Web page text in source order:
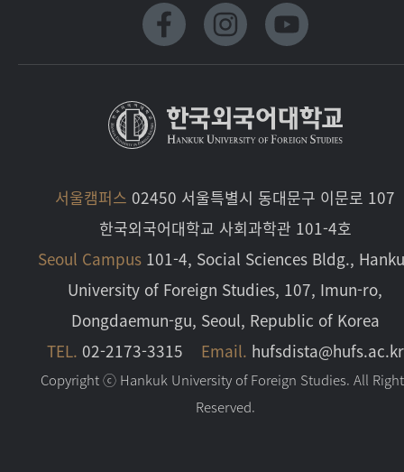
서울캠퍼스 02450 서울특별시 동대문구 이문로 107
한국외국어대학교 사회과학관 101-4호
Seoul Campus 101-4, Social Sciences Bldg.,
University of Foreign Studies, 107, Imun-ro,
Dongdaemun-gu, Seoul, Republic of Korea
TEL. 02-2173-3315 Email. hufsdista@hufs.ac.kr
Copyright ⓒ Hankuk University of Foreign Studies. All
Reserved.